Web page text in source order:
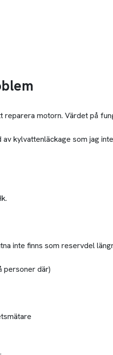
motorn. Värdet på
kylvattenläckage som jag
inte finns som reservdel
personer där)